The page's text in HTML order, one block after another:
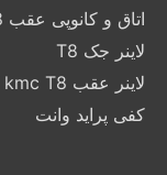
اتاق و کانوپی عقب T8
لاینر جک T8
لاینر عقب kmc T8 کفی تی هشت کی ام سی جک
کفی پراید وانت